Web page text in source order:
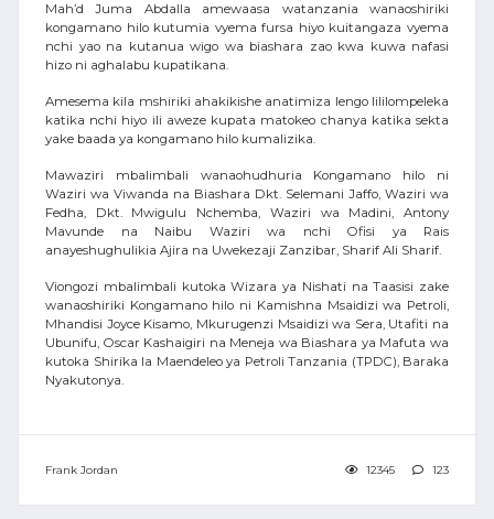
Mah’d Juma Abdalla amewaasa watanzania wanaoshiriki
kongamano hilo kutumia vyema fursa hiyo kuitangaza vyema
nchi yao na kutanua wigo wa biashara zao kwa kuwa nafasi
hizo ni aghalabu kupatikana.
Amesema kila mshiriki ahakikishe anatimiza lengo lililompeleka
katika nchi hiyo ili aweze kupata matokeo chanya katika sekta
yake baada ya kongamano hilo kumalizika.
Mawaziri mbalimbali wanaohudhuria Kongamano hilo ni
Waziri wa Viwanda na Biashara Dkt. Selemani Jaffo, Waziri wa
Fedha, Dkt. Mwigulu Nchemba, Waziri wa Madini, Antony
Mavunde na Naibu Waziri wa nchi Ofisi ya Rais
anayeshughulikia Ajira na Uwekezaji Zanzibar, Sharif Ali Sharif.
Viongozi mbalimbali kutoka Wizara ya Nishati na Taasisi zake
wanaoshiriki Kongamano hilo ni Kamishna Msaidizi wa Petroli,
Mhandisi Joyce Kisamo, Mkurugenzi Msaidizi wa Sera, Utafiti na
Ubunifu, Oscar Kashaigiri na Meneja wa Biashara ya Mafuta wa
kutoka Shirika la Maendeleo ya Petroli Tanzania (TPDC), Baraka
Nyakutonya.
Frank Jordan 12345 123